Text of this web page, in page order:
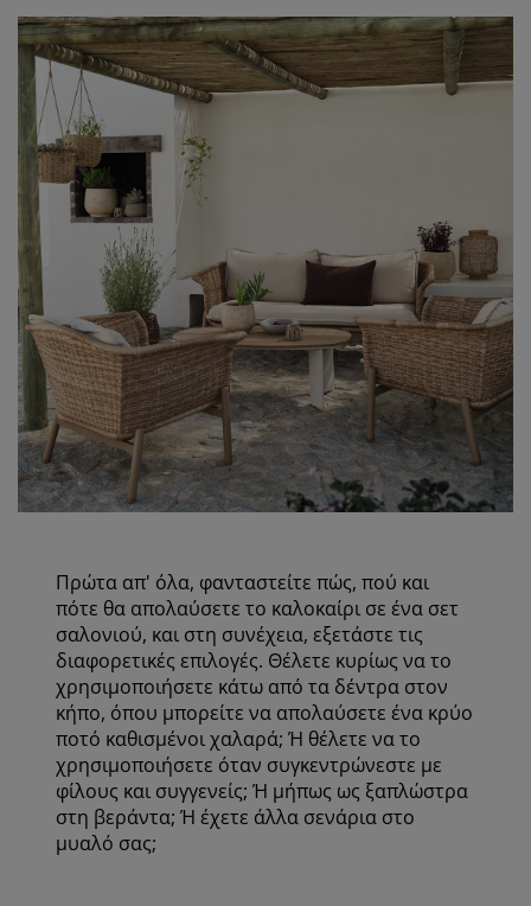
Πρώτα απ' όλα, φανταστείτε πώς, πού και
πότε θα απολαύσετε το καλοκαίρι σε ένα σετ
σαλονιού, και στη συνέχεια, εξετάστε τις
διαφορετικές επιλογές. Θέλετε κυρίως να το
χρησιμοποιήσετε κάτω από τα δέντρα στον
κήπο, όπου μπορείτε να απολαύσετε ένα κρύο
ποτό καθισμένοι χαλαρά; Ή θέλετε να το
χρησιμοποιήσετε όταν συγκεντρώνεστε με
φίλους και συγγενείς; Ή μήπως ως ξαπλώστρα
στη βεράντα; Ή έχετε άλλα σενάρια στο
μυαλό σας;